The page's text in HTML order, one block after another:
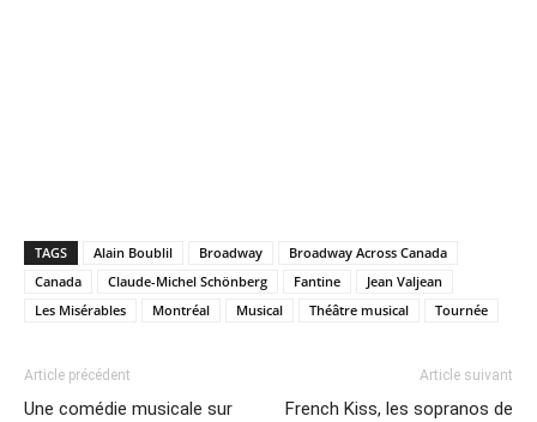
TAGS Alain Boublil Broadway
Broadway Across Canada
Canada
Claude-Michel Schönberg Fantine
Jean Valjean
Les Misérables
Montréal Musical Théâtre musical Tournée
Article précédent
Une comédie musicale sur
Article suivant
French Kiss, les sopranos de